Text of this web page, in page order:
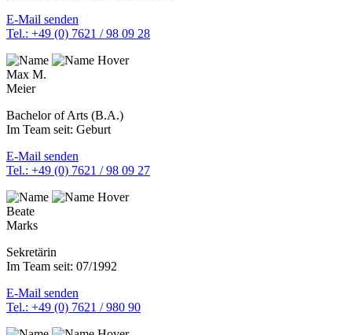
E-Mail senden
Tel.: +49 (0) 7621 / 98 09 28
Max M.
Meier
Bachelor of Arts (B.A.)
Im Team seit: Geburt
E-Mail senden
Tel.: +49 (0) 7621 / 98 09 27
Beate
Marks
Sekretärin
Im Team seit: 07/1992
E-Mail senden
Tel.: +49 (0) 7621 / 980 90